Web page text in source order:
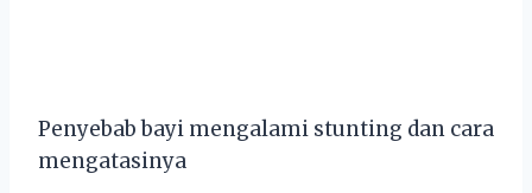
Penyebab bayi mengalami stunting dan cara
mengatasinya